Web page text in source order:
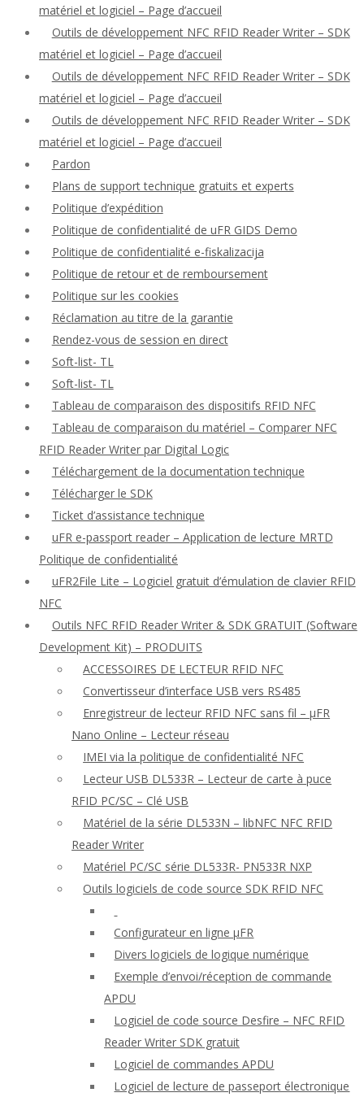
matériel et logiciel – Page d’accueil
Outils de développement NFC RFID Reader Writer – SDK
matériel et logiciel – Page d’accueil
Outils de développement NFC RFID Reader Writer – SDK
matériel et logiciel – Page d’accueil
Outils de développement NFC RFID Reader Writer – SDK
matériel et logiciel – Page d’accueil
Pardon
Plans de support technique gratuits et experts
Politique d’expédition
Politique de confidentialité de uFR GIDS Demo
Politique de confidentialité e-fiskalizacija
Politique de retour et de remboursement
Politique sur les cookies
Réclamation au titre de la garantie
Rendez-vous de session en direct
Soft-list- TL
Soft-list- TL
Tableau de comparaison des dispositifs RFID NFC
Tableau de comparaison du matériel – Comparer NFC
RFID Reader Writer par Digital Logic
Téléchargement de la documentation technique
Télécharger le SDK
Ticket d’assistance technique
uFR e-passport reader – Application de lecture MRTD
Politique de confidentialité
uFR2File Lite – Logiciel gratuit d’émulation de clavier RFID
NFC
Outils NFC RFID Reader Writer & SDK GRATUIT (Software
Development Kit) – PRODUITS
ACCESSOIRES DE LECTEUR RFID NFC
Convertisseur d’interface USB vers RS485
Enregistreur de lecteur RFID NFC sans fil – μFR
Nano Online – Lecteur réseau
IMEI via la politique de confidentialité NFC
Lecteur USB DL533R – Lecteur de carte à puce
RFID PC/SC – Clé USB
Matériel de la série DL533N – libNFC NFC RFID
Reader Writer
Matériel PC/SC série DL533R- PN533R NXP
Outils logiciels de code source SDK RFID NFC
Configurateur en ligne μFR
Divers logiciels de logique numérique
Exemple d’envoi/réception de commande
APDU
Logiciel de code source Desfire – NFC RFID
Reader Writer SDK gratuit
Logiciel de commandes APDU
Logiciel de lecture de passeport électronique